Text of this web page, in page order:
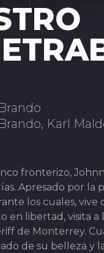
Karl
fronterizo,
Apresado por la
los cuales, vive
en libertad, visita
de Monterrey.
de su belleza y